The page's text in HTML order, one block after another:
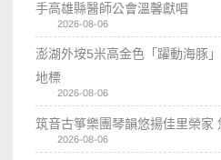
手高雄縣醫師公會溫馨獻唱
2026-08-06
澎湖外垵5米高金色「躍動海豚
地標
2026-08-06
筑音古箏樂團琴韻悠揚佳里榮家
2026-08-06